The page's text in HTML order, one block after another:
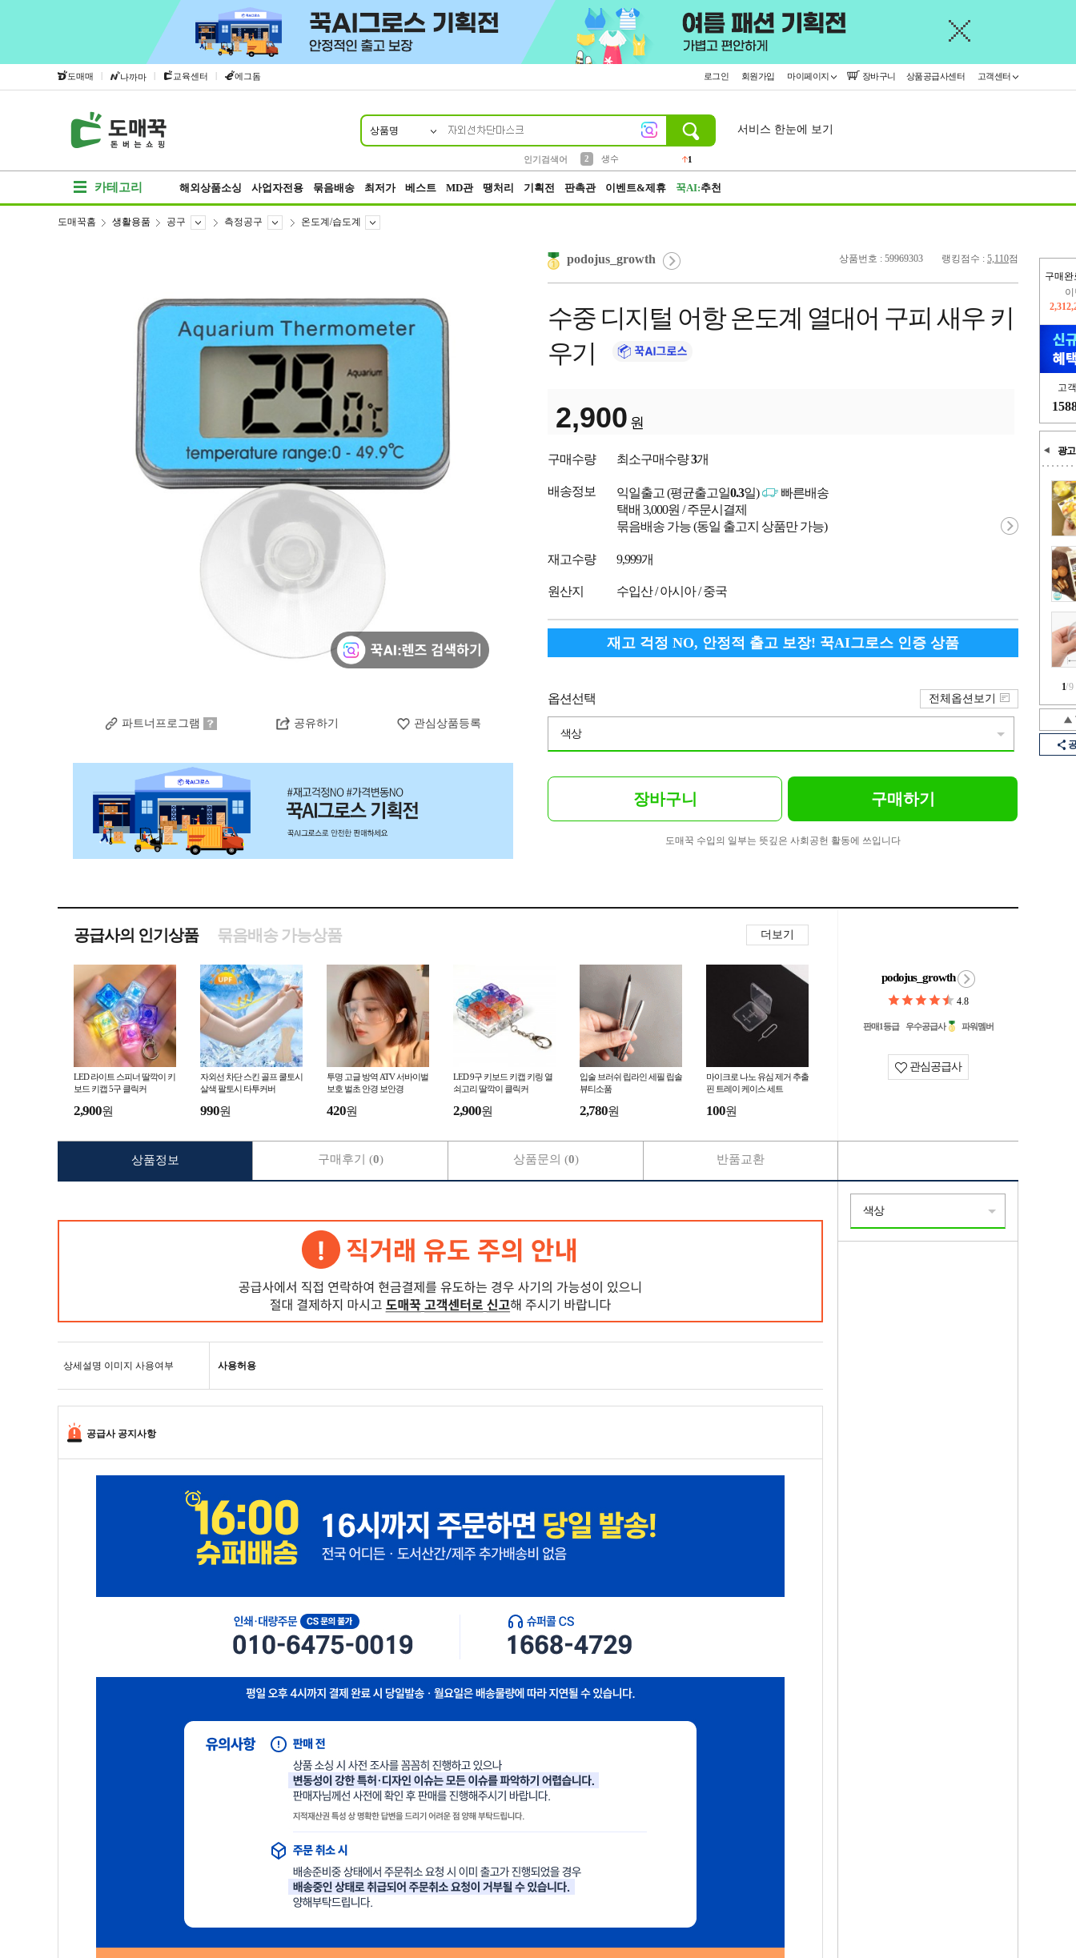
도매매 | 나까마 | 교육센터 | 에그돔 로그인 회원가입 마이페이지 장바구니 상품공급사센터 고객센터
상품명
인기검색어
2
생수
1
서비스 한눈에 보기
카테고리 해외상품소싱 사업자전용 묶음배송 최저가 베스트 MD관 땡처리 기획전 판촉관 이벤트&제휴 꾹AI:추천
구매완
고
광고
1/9
도매꾹홈 생활용품 공구 측정공구 온도계/습도계
파트너프로그램 공유하기 관심상품등록
상품번호 : 59969303 랭킹점수 : 5,110점
podojus_growth
수중 디지털 어항 온도계 열대어 구피 새우 키
우기
2,900 원
구매수량 최소구매수량3개
배송정보 익일출고 (평균출고일0.3일)
빠른배송
택배 3,000원 / 주문시결제
묶음배송 가능 (동일 출고지 상품만 가능)
재고수량 9,999개
원산지 수입산 / 아시아 / 중국
재고 걱정 NO, 안정적 출고 보장! 꾹AI그로스 인증 상품
옵션선택
색상
전체옵션보기
장바구니 구매하기
도매꾹 수입의 일부는 뜻깊은 사회공헌 활동에 쓰입니다
공급사의 인기상품 더보기
묶음배송 가능상품
LED 라이트 스피너 딸깍이 키
보드 키캡 5구 클릭커
2,900원
자외선 차단 스킨 골프 쿨토시
살색 팔토시 타투커버
990원
투명 고글 방역 ATV 서바이벌
보호 벌초 안경 보안경
420원
LED 9구 키보드 키캡 키링 열
쇠고리 딸깍이 클릭커
2,900원
입술 브러쉬 립라인 세필 립솔
뷰티소품
2,780원
마이크로 나노 유심 제거 추출
핀 트레이 케이스 세트
100원
podojus_growth
4.8
판매1등급 우수공급사 파워멤버
관심공급사
상세설명 이미지 사용여부 사용허용
공급사 공지사항
상품정보 구매후기 (0) 상품문의 (0) 반품교환
색상